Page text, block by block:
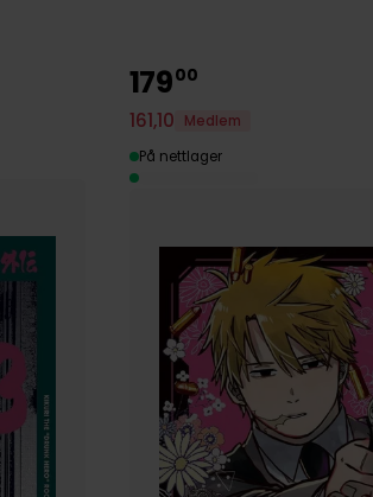
17900
161,10
Medlem
På nettlager